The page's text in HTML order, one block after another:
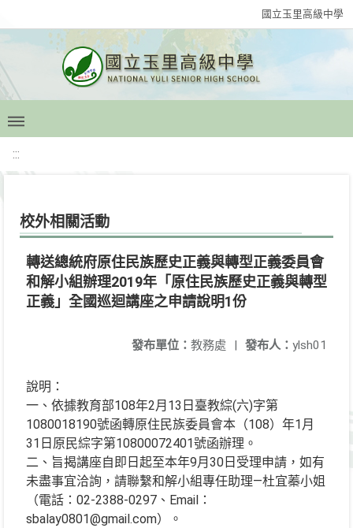
國立玉里高級中學
:::
校外相關活動
轉送總統府原住民族歷史正義與轉型正義委員會
和解小組辦理2019年「原住民族歷史正義與轉型
正義」全國巡迴講座之申請說明1份
發布人： ylsh01
發布單位： 教務處 |
說明：
一、依據教育部108年2月13日臺教綜(六)字第
1080018190號函轉原住民族委員會本（108）年1月
31日原民綜字第10800072401號函辦理。
二、旨揭講座自即日起至本年9月30日受理申請，如有
未盡事宜洽詢，請聯繫和解小組專任助理—杜宜蓁小姐
（電話：02-2388-0297、Email：
sbalay0801@gmail.com）。